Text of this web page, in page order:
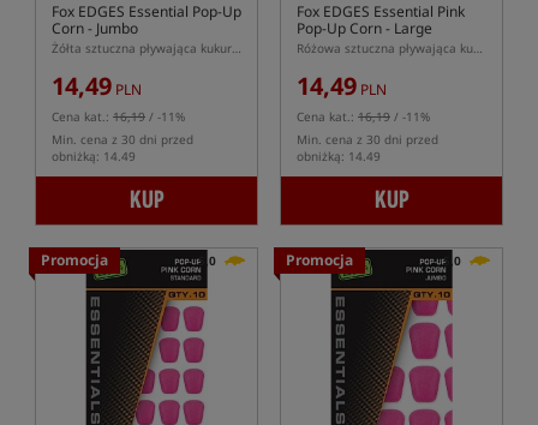
Fox EDGES Essential Pop-Up
Corn - Jumbo
Żółta sztuczna pływająca kukurydza w wersji jumbo
14,49 PLN
Cena kat.: 16,19 / -11%
Min. cena z 30 dni przed
obniżką: 14.49
KUP
Fox EDGES Essential Pink
Pop-Up Corn - Large
Różowa sztuczna pływająca kukurydza w wersji Large
14,49 PLN
Cena kat.: 16,19 / -11%
Min. cena z 30 dni przed
obniżką: 14.49
KUP
Promocja 5,0 Promocja 5,0